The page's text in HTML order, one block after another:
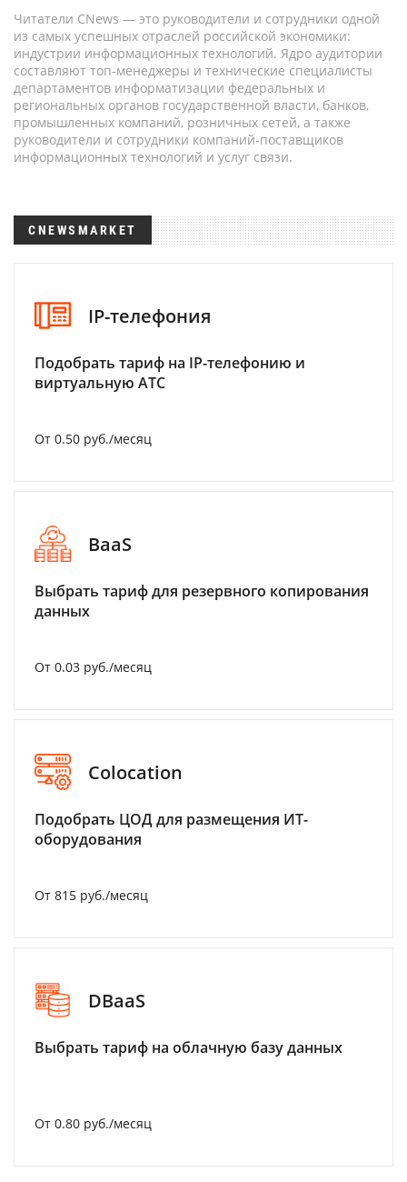
Читатели CNews — это руководители и сотрудники одной
из самых успешных отраслей российской экономики:
индустрии информационных технологий. Ядро аудитории
составляют топ-менеджеры и технические специалисты
департаментов информатизации федеральных и
региональных органов государственной власти, банков,
промышленных компаний, розничных сетей, а также
руководители и сотрудники компаний-поставщиков
информационных технологий и услуг связи.
CNEWSMARKET
IP-телефония
Подобрать тариф на IP-телефонию и
виртуальную АТС
От 0.50 руб./месяц
BaaS
Выбрать тариф для резервного копирования
данных
От 0.03 руб./месяц
Colocation
Подобрать ЦОД для размещения ИТ-
оборудования
От 815 руб./месяц
DBaaS
Выбрать тариф на облачную базу данных
От 0.80 руб./месяц